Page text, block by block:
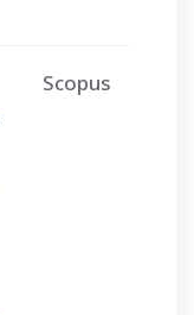
Scopus